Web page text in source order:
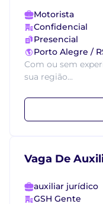
Motorista
Confidencial
Presencial
Porto Alegre /
Com ou sem
sua região...
Vaga De
auxiliar jurídico
GSH Gente